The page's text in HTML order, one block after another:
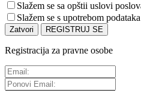
Slažem se sa opštii uslovi
Slažem se s upotrebom
Zatvori REGISTRUJ SE
Registracija za pravne osobe